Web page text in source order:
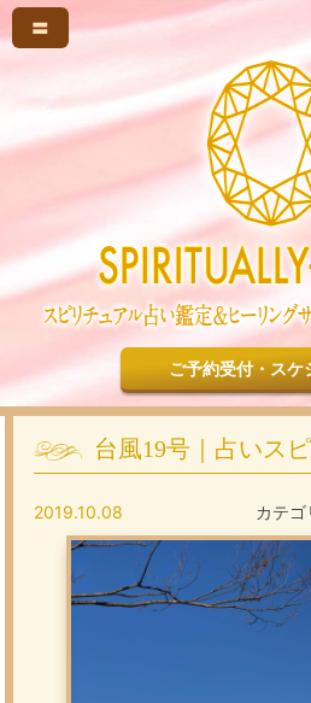
〓
ご予約受付・スケ
台風19号｜占いス
カテゴ
2019.10.08